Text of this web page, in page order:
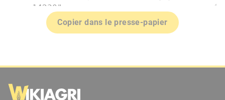
Copier dans le presse-papier